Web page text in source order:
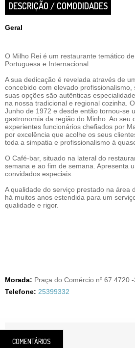
DESCRIÇÃO / COMODIDADES
Geral
O Milho Rei é um restaurante temático
Portuguesa e Internacional.
A sua dedicação é revelada através de
concebido com elevado
suas opções são autênticas
na nossa tradicional e regional cozinha.
Junho de 1972 e desde então tornou-se
gastronomia da região do Minho. Ao seu
experientes funcionários chefiados por
por excelência que acolhe os seus
toda a simpatia e profissionalismo à
O Café-bar, situado na lateral do
semana e ao fim de semana. Apresenta
convidados especiais.
A qualidade do serviço prestado na área
há muitos anos estendida para um
qualidade e rigor.
Morada: Praça do Comércio nº 67 4720
Telefone: 25399332
COMENTÁRIOS